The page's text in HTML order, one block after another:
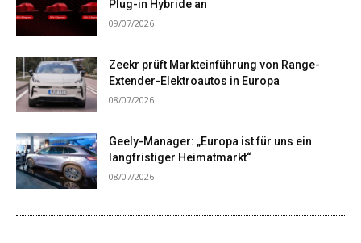
Plug-in Hybride an
09/07/2026
Zeekr prüft Markteinführung von Range-
Extender-Elektroautos in Europa
08/07/2026
Geely-Manager: „Europa ist für uns ein
langfristiger Heimatmarkt“
08/07/2026